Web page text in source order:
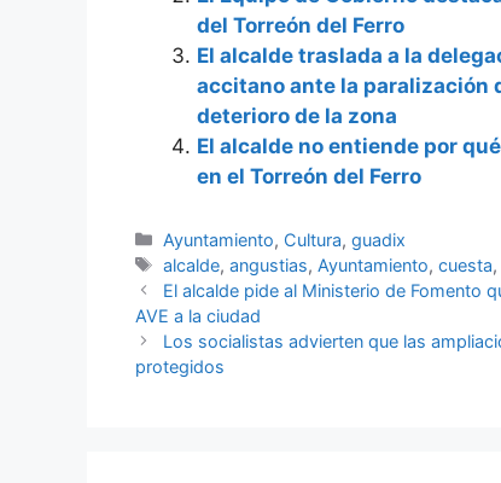
del Torreón del Ferro
El alcalde traslada a la
accitano ante la paralización
deterioro de la zona
El alcalde no entiende por
en el Torreón del Ferro
Categorías
Ayuntamiento, Cultura,guadix
Etiquetas
alcalde,angustias, Ayuntamiento,cuesta,
El alcalde pide al Ministerio de Fomento
AVE a la ciudad
Los socialistas advierten que las
protegidos